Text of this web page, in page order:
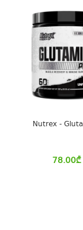
Nutrex -
78.00₾